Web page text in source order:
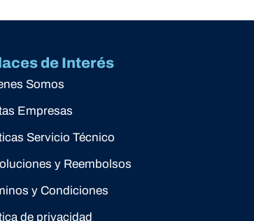
de Interés
Somos
Empresas
Servicio Técnico
y Reembolsos
y Condiciones
de privacidad